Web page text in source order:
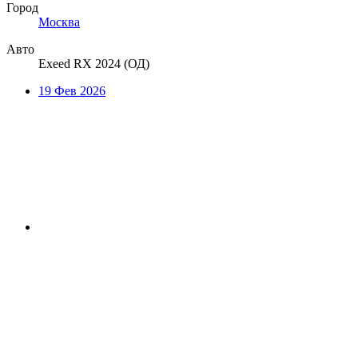
Город
Москва
Авто
Exeed RX 2024 (ОД)
19 Фев 2026